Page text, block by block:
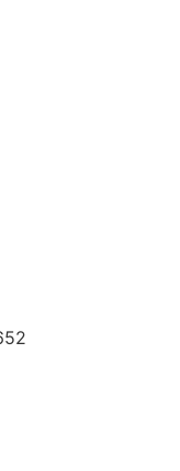
το πρωί,
405
Η